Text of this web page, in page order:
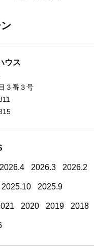
ウス
３番３号
2026.4 2026.3 2026.2
2025.10 2025.9
2020 2019 2018